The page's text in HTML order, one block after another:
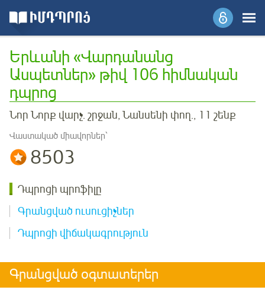
Երևանի «Վարդանանց
Ասպետներ» թիվ 106 հիմնական
դպրոց
Նոր Նորք վարչ. շրջան, Նանսենի փող., 11 շենք
Վաստակած միավորներ՝
8503
Դպրոցի պրոֆիլը
Գրանցված ուսուցիչներ
Դպրոցի վիճակագրություն
Գրանցված օգտատերեր